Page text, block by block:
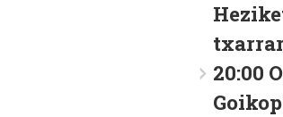
20:00